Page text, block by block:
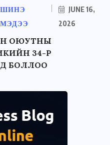
ШИНЭ
МЭДЭЭ
JUNE 16,
2026
ОЮУТНЫ
34-Р
БОЛЛОО